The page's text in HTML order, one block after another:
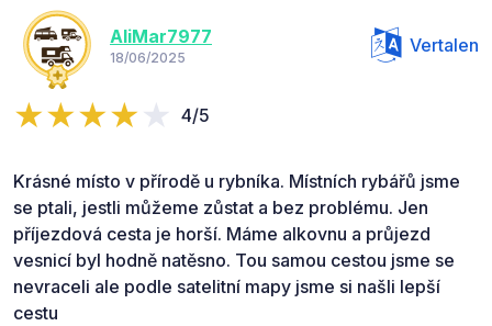
AliMar7977
18/06/2025
Vertalen
4/5
Krásné místo v přírodě u rybníka. Místních rybářů jsme
se ptali, jestli můžeme zůstat a bez problému. Jen
příjezdová cesta je horší. Máme alkovnu a průjezd
vesnicí byl hodně natěsno. Tou samou cestou jsme se
nevraceli ale podle satelitní mapy jsme si našli lepší
cestu